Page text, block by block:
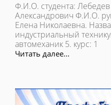
Ф.И.О. студента:
Александрович Ф.И.О.
Елена Николаевна.
индустриальный
автомеханик 5. курс: 1
Читать далее...